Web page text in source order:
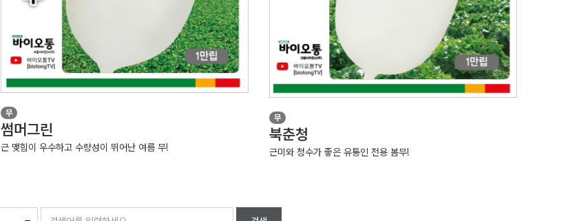
무
썸머그린
근 맺힘이 우수하고 수량성이 뛰어난 여름 무!
무
북춘청
근미와 청수가 좋은 유통인 전용 봄무!